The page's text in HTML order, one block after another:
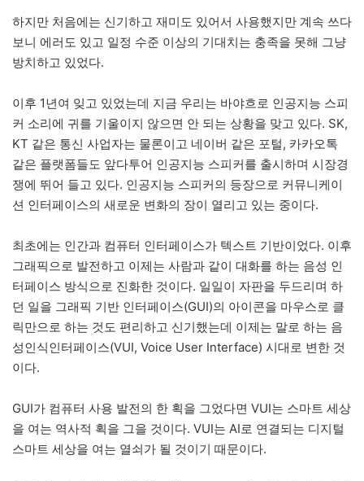
하지만 처음에는 신기하고 재미도 있어서 사용했지만 계속 쓰다
보니 에러도 있고 일정 수준 이상의 기대치는 충족을 못해 그냥
방치하고 있었다.
이후 1년여 잊고 있었는데 지금 우리는 바야흐로 인공지능 스피
커 소리에 귀를 기울이지 않으면 안 되는 상황을 맞고 있다. SK,
KT 같은 통신 사업자는 물론이고 네이버 같은 포털, 카카오톡
같은 플랫폼들도 앞다투어 인공지능 스피커를 출시하며 시장경
쟁에 뛰어 들고 있다. 인공지능 스피커의 등장으로 커뮤니케이
션 인터페이스의 새로운 변화의 장이 열리고 있는 중이다.
최초에는 인간과 컴퓨터 인터페이스가 텍스트 기반이었다. 이후
그래픽으로 발전하고 이제는 사람과 같이 대화를 하는 음성 인
터페이스 방식으로 진화한 것이다. 일일이 자판을 두드리며 하
던 일을 그래픽 기반 인터페이스(GUI)의 아이콘을 마우스로 클
릭만으로 하는 것도 편리하고 신기했는데 이제는 말로 하는 음
성인식인터페이스(VUI, Voice User Interface) 시대로 변한 것
이다.
GUI가 컴퓨터 사용 발전의 한 획을 그었다면 VUI는 스마트 세상
을 여는 역사적 획을 그을 것이다. VUI는 AI로 연결되는 디지털
스마트 세상을 여는 열쇠가 될 것이기 때문이다.